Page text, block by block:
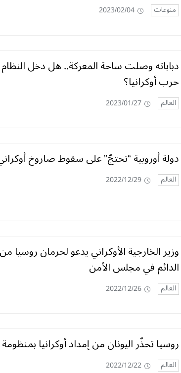
منوعات 2023/02/04
دباباته وصلت ساحة المعركة.. هل دخل النظام
حرب أوكرانيا؟
العالم 2023/01/27
دولة أوروبية “تحتجّ” على سقوط صاروخ
العالم 2022/12/29
وزير الخارجية الأوكراني يدعو لحرمان روسيا
الدائم في مجلس الأمن
العالم 2022/12/26
روسيا تحذّر اليونان من إمداد أوكرانيا بمنظومة
العالم 2022/12/22